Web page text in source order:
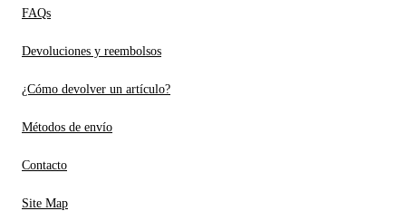
FAQs
Devoluciones y reembolsos
¿Cómo devolver un artículo?
Métodos de envío
Contacto
Site Map